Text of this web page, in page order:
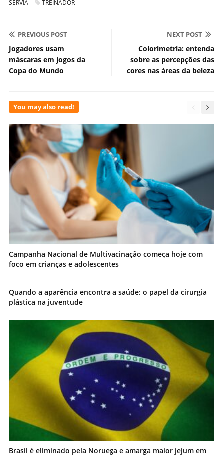
SÉRVIA
TREINADOR
PREVIOUS POST
Jogadores usam
máscaras em jogos da
Copa do Mundo
NEXT POST
Colorimetria: entenda
sobre as percepções das
cores nas áreas da beleza
You may also read!
Campanha Nacional de Multivacinação começa hoje com
foco em crianças e adolescentes
Quando a aparência encontra a saúde: o papel da cirurgia
plástica na juventude
Brasil é eliminado pela Noruega e amarga maior jejum em